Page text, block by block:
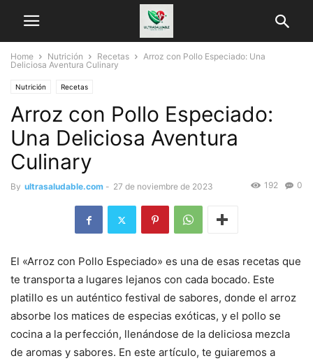
Home Nutrición Recetas
Arroz con Pollo Especiado: Una
Deliciosa Aventura Culinary
Nutrición Recetas
Arroz con Pollo Especiado:
Una Deliciosa Aventura
Culinary
By ultrasaludable.com - 27 de noviembre de 2023 0
192
El «Arroz con Pollo Especiado» es una de esas recetas que
te transporta a lugares lejanos con cada bocado. Este
platillo es un auténtico festival de sabores, donde el arroz
absorbe los matices de especias exóticas, y el pollo se
cocina a la perfección, llenándose de la deliciosa mezcla
de aromas y sabores. En este artículo, te guiaremos a